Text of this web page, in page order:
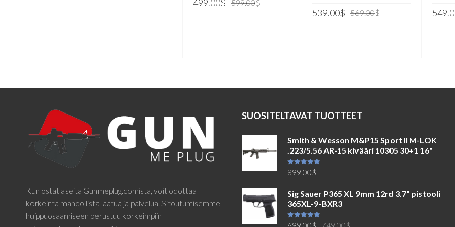
599.00$
499.00$
569.00$
539.00$
Kun ostat aseita Gunmeplug.comista, voit odottaa
korkeinta mahdollista laatua ja palvelua. Sitoutumisemme
huippuosaamiseen perustuu korkeimpiin
SUOSITELTAVAT TUOTTEET
Smith & Wesson M&P15 Sport II M-LOK
.223/5.56 AR-15 kivääri 10305 30+1 16"
Arvostelu
tuotteesta:
899.00$
Sig Sauer P365 XL 9mm 12rd 3.7" pistooli
365XL-9-BXR3
Arvostelu